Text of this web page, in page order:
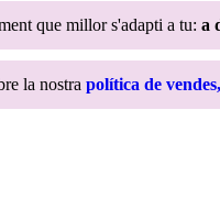
que millor s'adapti a tu: a
la nostra política de